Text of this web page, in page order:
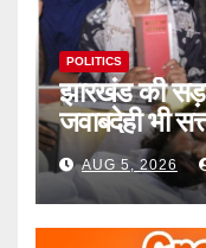
POLITICS
झारखंड की
जवाबदेही भी
AUG 5, 2026